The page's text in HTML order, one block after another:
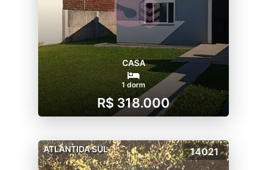
CASA
1 dorm
R$ 318.000
ATLÂNTIDA SUL 14021